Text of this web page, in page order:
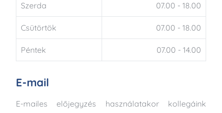
Szerda 07.00 - 18.00
Csütörtök 07.00 - 18.00
Péntek 07.00 - 14.00
E-mail
E-mailes előjegyzés használatakor kollegáink